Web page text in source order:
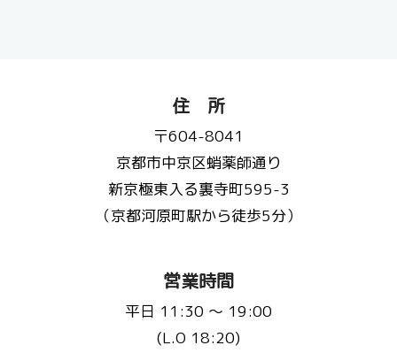
住 所
〒604-8041
京都市中京区蛸薬師通り
新京極東入る裏寺町595-3
（京都河原町駅から徒歩5分）
営業時間
平日 11:30 〜 19:00
(L.O 18:20)